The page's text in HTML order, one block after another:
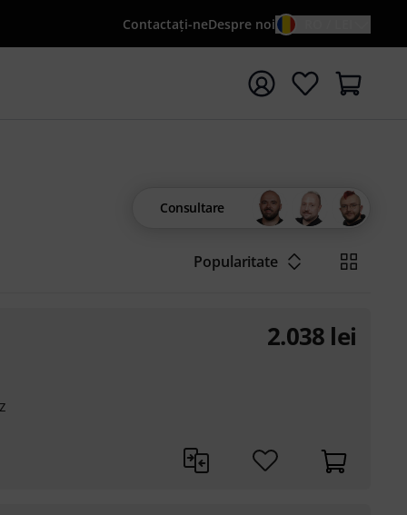
Contactaţi-neDespre noi
căutarea cu termenul de căutare {searchTerm}
Consultare
Popularitate
2.038 lei